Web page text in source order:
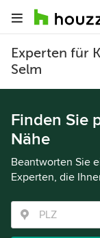
Experten für
Selm
Finden Sie
Nähe
Beantworten Sie
Experten, die